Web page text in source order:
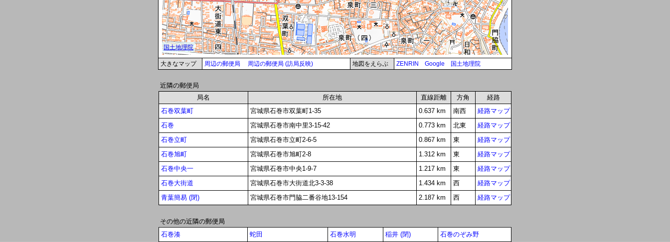
大きなマップ 周辺の郵便局 周辺の郵便局 (訪局反映) 地図をえらぶ ZENRIN Google 国土地理院
近隣の郵便局
局名
所在地 直線距離 方角
経路
石巻双葉町
宮城県石巻市双葉町1-35 0.637 km 南西
経路マップ
石巻
宮城県石巻市南中里3-15-42 0.773 km 北東
経路マップ
石巻立町
宮城県石巻市立町2-6-5 0.867 km 東
経路マップ
石巻旭町
宮城県石巻市旭町2-8 1.312 km 東
経路マップ
石巻中央一
宮城県石巻市中央1-9-7 1.217 km 東
経路マップ
石巻大街道
宮城県石巻市大街道北3-3-38 1.434 km 西
経路マップ
青葉簡易 (閉)
宮城県石巻市門脇二番谷地13-154 2.187 km 西 経路マップ
その他の近隣の郵便局
石巻湊
蛇田 石巻水明 稲井 (閉) 石巻のぞみ野